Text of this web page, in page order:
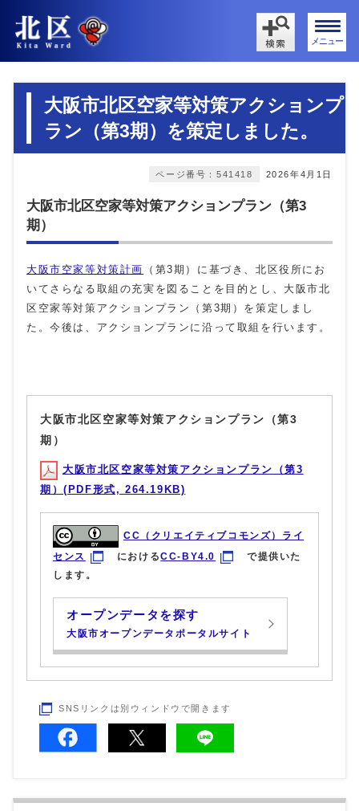
メニュー
大阪市北区空家等対策アクションプ
ラン（第3期）を策定しました。
2026年4月1日
ページ番号：541418
大阪市北区空家等対策アクションプラン（第3
期）
大阪市空家等対策計画
（第3期）に基づき、北区役所にお
いてさらなる取組の充実を図ることを目的とし、大阪市北
区空家等対策アクションプラン（第3期）を策定しまし
た。今後は、アクションプランに沿って取組を行います。
大阪市北区空家等対策アクションプラン（第3
期）
大阪市北区空家等対策アクションプラン（第3
期）(PDF形式, 264.19KB)
CC（クリエイティブコモンズ）ライ
センス
におけるCC-BY4.0
で提供いた
します。
オープンデータを探す
大阪市オープンデータポータルサイト
SNSリンクは別ウィンドウで開きます